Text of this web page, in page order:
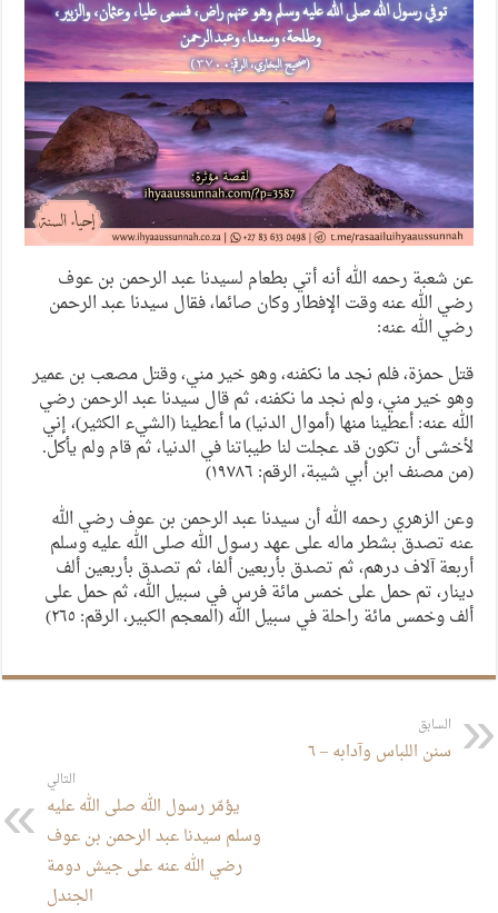
عن شعبة رحمه الله أنه أتي بطعام لسيدنا عبد الرحمن بن عوف
رضي الله عنه وقت الإفطار وكان صائما، فقال سيدنا عبد الرحمن
رضي الله عنه:
قتل حمزة، فلم نجد ما نكفنه، وهو خير مني، وقتل مصعب بن عمير
وهو خير مني، ولم نجد ما نكفنه، ثم قال سيدنا عبد الرحمن رضي
الله عنه: أعطينا منها (أموال الدنيا) ما أعطينا (الشيء الكثير)، إني
لأخشى أن تكون قد عجلت لنا طيباتنا في الدنيا، ثم قام ولم يأكل.
(من مصنف ابن أبي شيبة، الرقم: ١٩٧٨٦)
وعن الزهري رحمه الله أن سيدنا عبد الرحمن بن عوف رضي الله
عنه تصدق بشطر ماله على عهد رسول الله صلى الله عليه وسلم
أربعة آلاف درهم، ثم تصدق بأربعين ألفا، ثم تصدق بأربعين ألف
دينار، تم حمل على خمس مائة فرس في سبيل الله، ثم حمل على
ألف وخمس مائة راحلة في سبيل الله (المعجم الكبير، الرقم: ٢٦٥)
السابق
سنن اللباس وآدابه – ٦
التالي
يؤمّر رسول الله صلى الله عليه
وسلم سيدنا عبد الرحمن بن عوف
رضي الله عنه على جيش دومة
الجندل